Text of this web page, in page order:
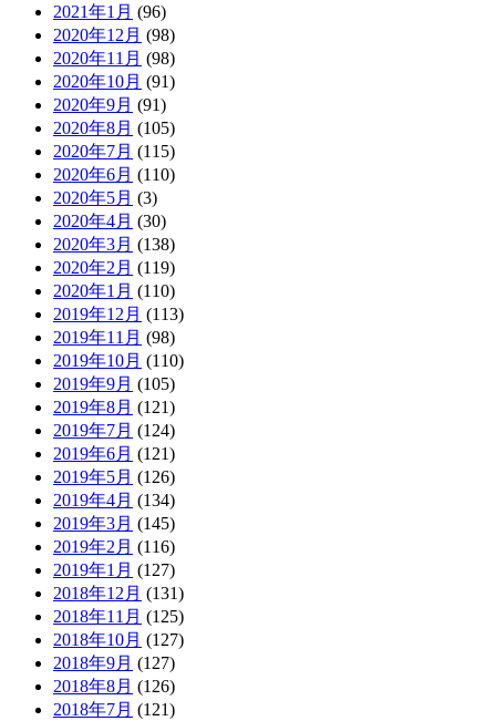
2021年1月 (96)
2020年12月 (98)
2020年11月 (98)
2020年10月 (91)
2020年9月 (91)
2020年8月 (105)
2020年7月 (115)
2020年6月 (110)
2020年5月 (3)
2020年4月 (30)
2020年3月 (138)
2020年2月 (119)
2020年1月 (110)
2019年12月 (113)
2019年11月 (98)
2019年10月 (110)
2019年9月 (105)
2019年8月 (121)
2019年7月 (124)
2019年6月 (121)
2019年5月 (126)
2019年4月 (134)
2019年3月 (145)
2019年2月 (116)
2019年1月 (127)
2018年12月 (131)
2018年11月 (125)
2018年10月 (127)
2018年9月 (127)
2018年8月 (126)
2018年7月 (121)